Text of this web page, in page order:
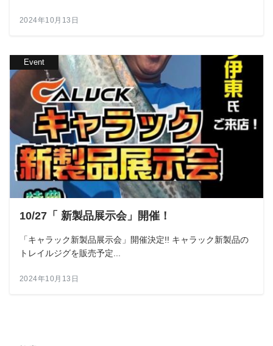
2024年10月13日
Event
10/27「 新製品展示会」開催！
「キャラック新製品展示会」開催決定!! キャラック新製品の
トレイルジグを販売予定...
2024年10月13日